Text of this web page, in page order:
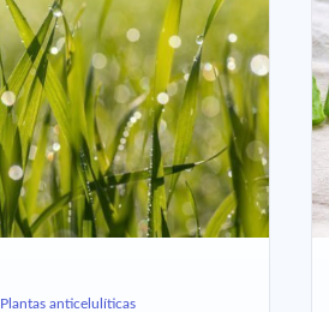
Plantas anticelulíticas